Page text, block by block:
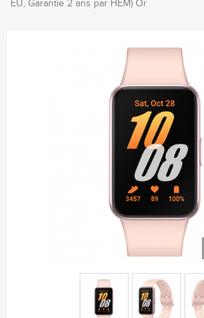
EU, Garantie 2 ans par HEM) Or